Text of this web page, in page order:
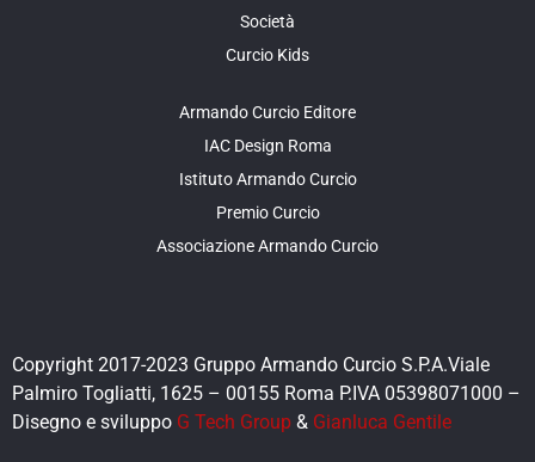
Società
Curcio Kids
Armando Curcio Editore
IAC Design Roma
Istituto Armando Curcio
Premio Curcio
Associazione Armando Curcio
Copyright 2017-2023 Gruppo Armando Curcio S.P.A.Viale
Palmiro Togliatti, 1625 – 00155 Roma P.IVA 05398071000 –
Disegno e sviluppo G Tech Group & Gianluca Gentile